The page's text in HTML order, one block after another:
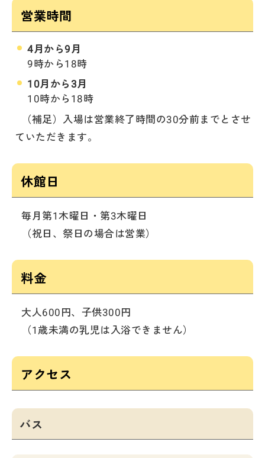
営業時間
4月から9月
9時から18時
10月から3月
10時から18時
（補足）入場は営業終了時間の30分前までとさせ
ていただきます。
休館日
毎月第1木曜日・第3木曜日
（祝日、祭日の場合は営業）
料金
大人600円、子供300円
（1歳未満の乳児は入浴できません）
アクセス
バス